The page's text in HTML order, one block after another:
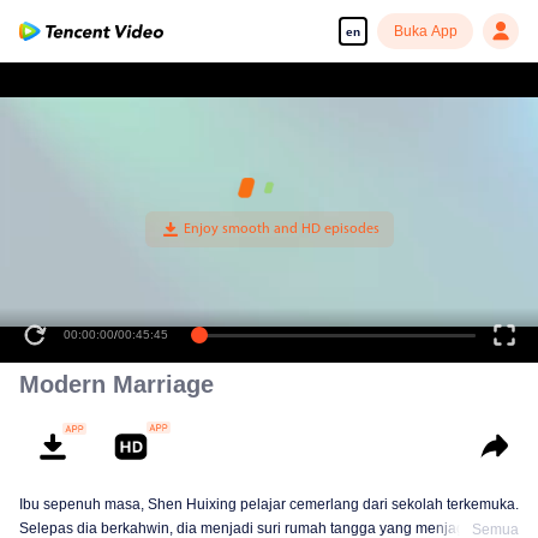
en Buka App
00:00:00/00:45:45
Modern Marriage
Ibu sepenuh masa, Shen Huixing pelajar cemerlang dari sekolah terkemuka.
Selepas dia berkahwin, dia menjadi suri rumah tangga yang menjaga suami
Semua